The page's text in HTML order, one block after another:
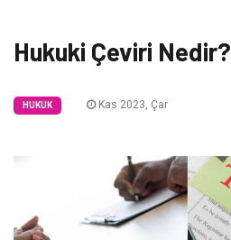
Hukuki Çeviri Nedir?
HUKUK Kas 2023, Çar